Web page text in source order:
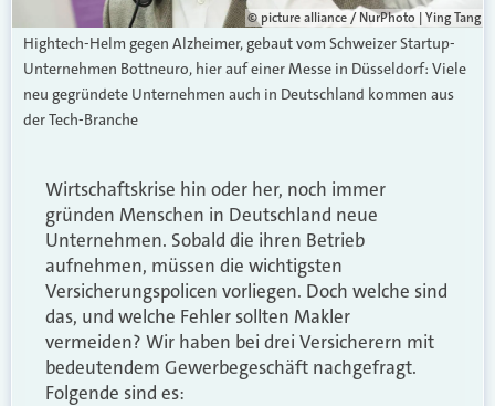
© picture alliance / NurPhoto | Ying Tang
Hightech-Helm gegen Alzheimer, gebaut vom Schweizer Startup-
Unternehmen Bottneuro, hier auf einer Messe in Düsseldorf: Viele
neu gegründete Unternehmen auch in Deutschland kommen aus
der Tech-Branche
Wirtschaftskrise hin oder her, noch immer
gründen Menschen in Deutschland neue
Unternehmen. Sobald die ihren Betrieb
aufnehmen, müssen die wichtigsten
Versicherungspolicen vorliegen. Doch welche sind
das, und welche Fehler sollten Makler
vermeiden? Wir haben bei drei Versicherern mit
bedeutendem Gewerbegeschäft nachgefragt.
Folgende sind es: